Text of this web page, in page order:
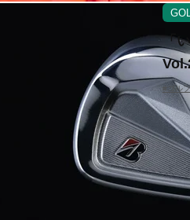
「
#ゴルフ